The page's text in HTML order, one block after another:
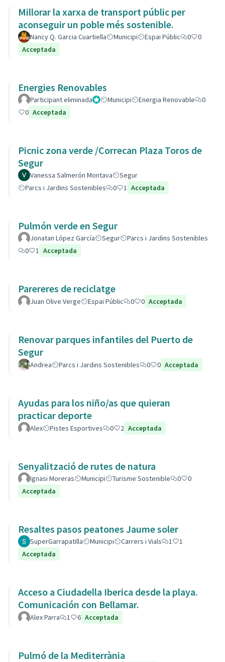
Millorar la xarxa de transport públic per
aconseguir un poble més sostenible.
Nancy Q. Garcia Cuartiella Municipi Espai Públic 0
0
Acceptada
Energies Renovables
Participant eliminadaAdministrador
Municipi Energia Renovable
0
0 Acceptada
Picnic zona verde /Correcan Plaza Toros de
Segur
Vanessa Salmerón Montava
Segur
Parcs i Jardins Sostenibles
0 1 Acceptada
Pulmón verde en Segur
Jonatan López García Segur
Parcs i Jardins Sostenibles
0
1 Acceptada
Parereres de reciclatge
Juan Olive Verge Espai Públic 0 0 Acceptada
Renovar parques infantiles del Puerto de
Segur
Andrea Parcs i Jardins Sostenibles 0 0 Acceptada
Ayudas para los niño/as que quieran
practicar deporte
Alex Pistes Esportives 0 2 Acceptada
Senyalització de rutes de natura
Ignasi Moreras Municipi Turisme Sostenible 0
0
Acceptada
Resaltes pasos peatones Jaume soler
SuperGarrapatilla Municipi Carrers i Vials 1
1
Acceptada
Acceso a Ciudadella Iberica desde la playa.
Comunicación con Bellamar.
Alex Parra 1 6 Acceptada
Pulmó de la Mediterrània